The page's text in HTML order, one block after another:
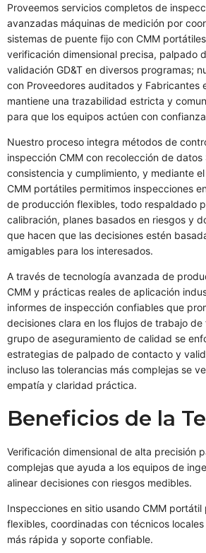
Proveemos servicios completos de
avanzadas máquinas de medición por
sistemas de puente fijo con CMM
verificación dimensional precisa, palpado
validación GD&T en diversos programas;
con Proveedores auditados y Fabricantes
mantiene una trazabilidad estricta y
para que los equipos actúen con
Nuestro proceso integra métodos de
inspección CMM con recolección de
consistencia y cumplimiento, y mediante
CMM portátiles permitimos inspecciones
de producción flexibles, todo respaldado
calibración, planes basados en riesgos y
que hacen que las decisiones estén
amigables para los interesados.
A través de tecnología avanzada de
CMM y prácticas reales de aplicación
informes de inspección confiables que
decisiones clara en los flujos de trabajo
grupo de aseguramiento de calidad se
estrategias de palpado de contacto y
incluso las tolerancias más complejas se
empatía y claridad práctica.
Beneficios de la
Verificación dimensional de alta precisión
complejas que ayuda a los equipos de
alinear decisiones con riesgos medibles.
Inspecciones en sitio usando CMM
flexibles, coordinadas con técnicos
más rápida y soporte confiable.